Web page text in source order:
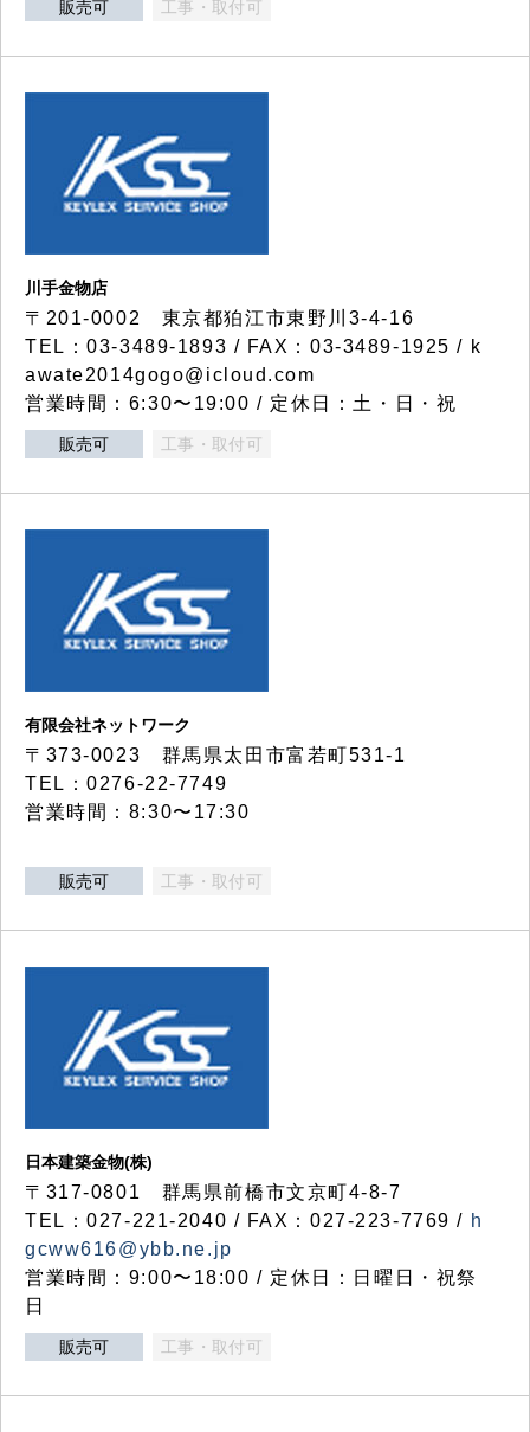
販売可 工事・取付可
川手金物店
〒201-0002 東京都狛江市東野川3-4-16
TEL：03-3489-1893 / FAX：03-3489-1925 / k
awate2014gogo@icloud.com
営業時間：6:30〜19:00 / 定休日：土・日・祝
販売可 工事・取付可
有限会社ネットワーク
〒373-0023 群馬県太田市富若町531-1
TEL：0276-22-7749
営業時間：8:30〜17:30
販売可 工事・取付可
日本建築金物(株)
〒317‐0801 群馬県前橋市文京町4-8-7
TEL：027-221-2040 / FAX：027-223-7769 / h
gcww616@ybb.ne.jp
営業時間：9:00〜18:00 / 定休日：日曜日・祝祭
日
販売可 工事・取付可